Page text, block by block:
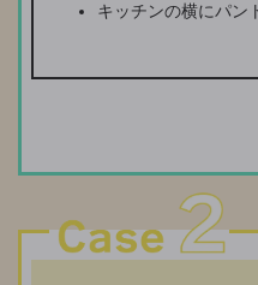
キッチンの横にパン